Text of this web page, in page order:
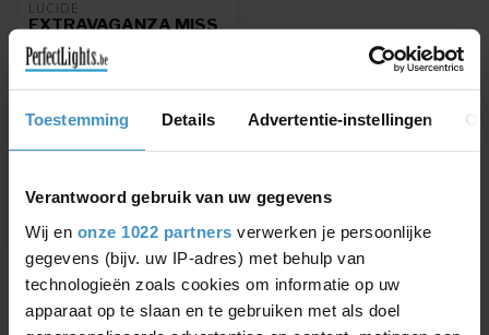
Toestemming Details Advertentie-instellingen
Verantwoord gebruik van uw gegevens
Wij en onze 1022 partners verwerken je persoonlijke
gegevens (bijv. uw IP-adres) met behulp van
technologieën zoals cookies om informatie op uw
apparaat op te slaan en te gebruiken met als doel
LUCIDE
EXTRAVAGANZA MISS
TALL - TAFELLAMP - Ø
25 CM - 1XE27 - MAT
EXTRAVAGANZA MISS
TALL - Tafellamp - Ø 25 cm
Messing
€125,95 €107,06
Toon1-1van 1